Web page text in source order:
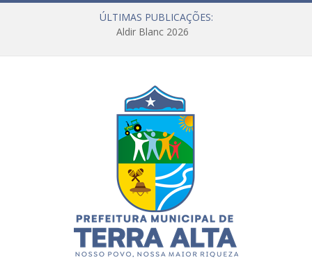
ÚLTIMAS PUBLICAÇÕES:
Aldir Blanc 2026